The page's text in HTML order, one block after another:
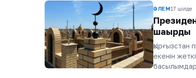
ӘЛЕМ17 шілде
шақырды
Қырғызстан
екенін